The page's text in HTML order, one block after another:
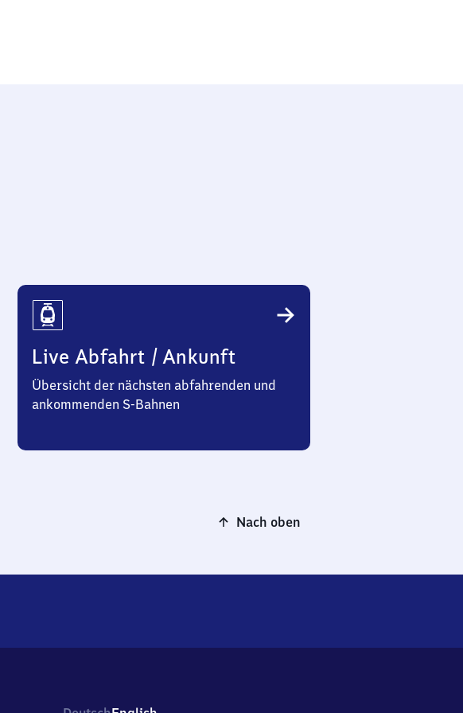
Live Abfahrt / Ankunft
Übersicht der nächsten abfahrenden und
ankommenden S-Bahnen
Nach oben